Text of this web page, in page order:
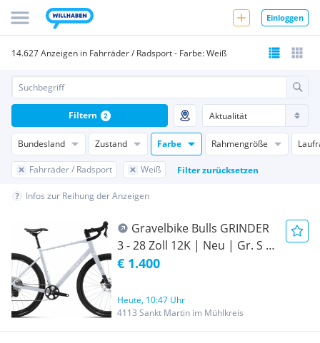
Einloggen
14.627 Anzeigen in Fahrräder / Radsport - Farbe: Weiß
Bundesland Zustand Farbe Rahmengröße
Fahrräder / Radsport Weiß Filter zurücksetzen
Filtern 2
Infos zur Reihung der Anzeigen
Gravelbike Bulls GRINDER
3 - 28 Zoll 12K | Neu | Gr. S |
Statt 1499€
€ 1.400
Heute, 10:47 Uhr
4113 Sankt Martin im Mühlkreis